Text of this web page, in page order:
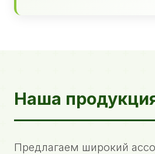
Наша
Предлагаем широкий